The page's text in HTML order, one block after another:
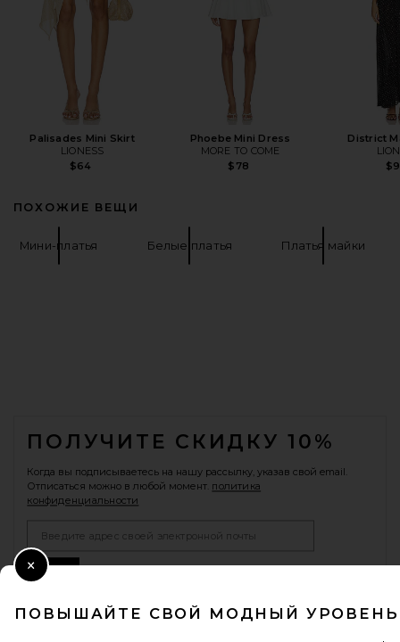
Palisades Mini Skirt
LIONESS
$64
Phoebe Mini Dress
MORE TO COME
$78
District
ПОХОЖИЕ ВЕЩИ
Мини-платья Белые платья Платья майки
ПОЛУЧИТЕ СКИДКУ 10%
Когда вы подписываетесь на нашу рассылку, указав свой email.
Отписаться можно в любой момент. политика
конфиденциальности
ПОВЫШАЙТЕ СВОЙ МОДНЫЙ УРОВЕНЬ
Close Modal